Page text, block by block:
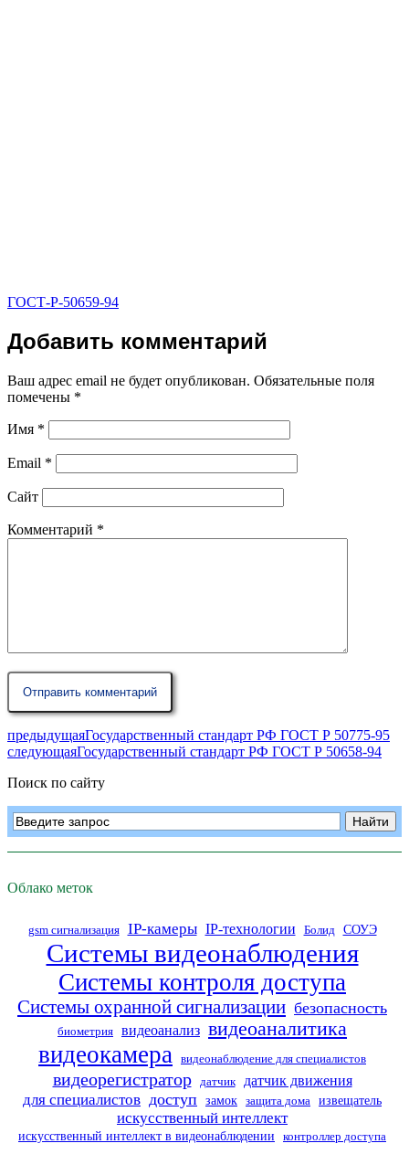
ГОСТ-Р-50659-94
Добавить комментарий
Ваш адрес email не будет опубликован. Обязательные поля
помечены *
Имя *
Email *
Сайт
Комментарий *
предыдущаяГосударственный стандарт РФ ГОСТ Р 50775-95
следующаяГосударственный стандарт РФ ГОСТ Р 50658-94
Поиск по сайту
Облако меток
gsm сигнализация IP-камеры IP-технологии Болид СОУЭ
Системы видеонаблюдения
Системы контроля доступа
Системы охранной сигнализации безопасность
биометрия видеоанализ видеоаналитика
видеокамера видеонаблюдение для специалистов
видеорегистратор датчик датчик движения
для специалистов доступ замок защита дома извещатель
искусственный интеллект
искусственный интеллект в видеонаблюдении контроллер доступа